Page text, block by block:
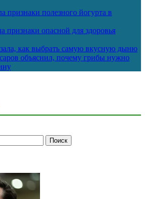
признаки полезного йогурта в
признаки опасной для здоровья
как выбрать самую вкусную дыню
объяснил, почему грибы нужно